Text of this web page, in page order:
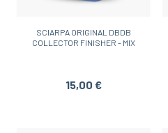
SCIARPA ORIGINAL DBDB
COLLECTOR FINISHER - MIX
15,00 €